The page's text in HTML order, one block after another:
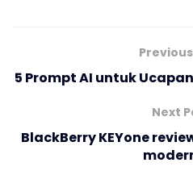
5 Prompt AI untuk
Next
BlackBerry KEYone